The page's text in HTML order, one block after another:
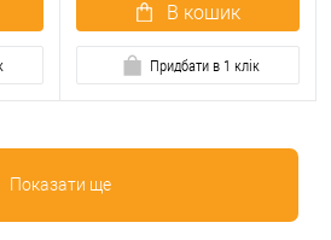
В кошик
Придбати в 1 клік
Показати ще